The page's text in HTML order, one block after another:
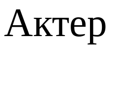
Актер